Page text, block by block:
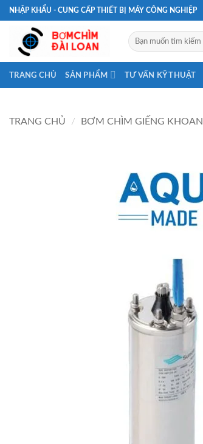
Bỏ
qua
dung
NHẬP KHẨU - CUNG CẤP THIẾT BỊ MÁY CÔNG NGHIỆP
Tìm
kiếm:
TRANG CHỦ SẢN PHẨM TƯ VẤN KỸ THUẬT
TRANG CHỦ / BƠM CHÌM GIẾNG KHOAN